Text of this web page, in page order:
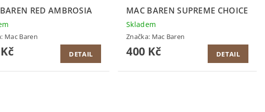
RED AMBROSIA
Mac Baren
DETAIL
MAC BAREN SUPREME CHOICE
Skladem
Značka: Mac Baren
400 Kč DETAIL